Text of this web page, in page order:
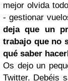
mejor olvida
- gestionar
deja que un
trabajo que no
qué saber
Os dejo un
Twitter. Debéis